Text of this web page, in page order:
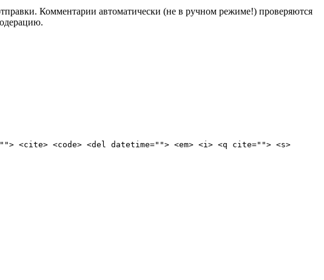
Комментарии автоматически (не в ручном режиме!) проверяются
<code> <del datetime=""> <em> <i> <q cite=""> <s>